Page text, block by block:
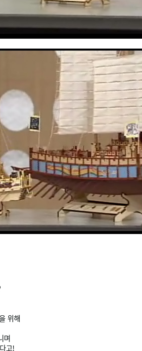
위해
며
고!